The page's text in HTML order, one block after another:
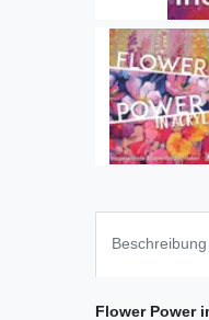
Beschreibung
Flower Power